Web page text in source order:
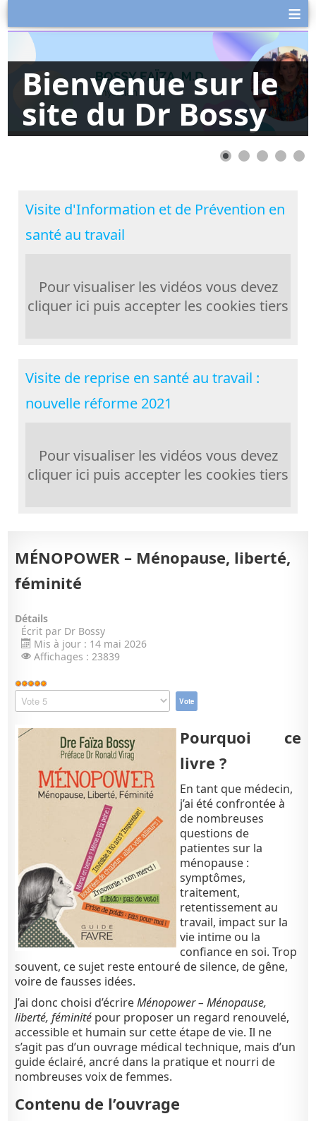
≡
Bienvenue sur le
site du Dr Bossy
Visite d'Information et de Prévention en
santé au travail
Pour visualiser les vidéos vous devez
cliquer ici puis accepter les cookies tiers
Visite de reprise en santé au travail :
nouvelle réforme 2021
Pour visualiser les vidéos vous devez
cliquer ici puis accepter les cookies tiers
MÉNOPOWER – Ménopause, liberté,
féminité
Détails
Écrit par Dr Bossy
Mis à jour : 14 mai 2026
Affichages : 23839
Vote
utilisateur:
Veuillez
voter
Pourquoi ce
livre ?
En tant que médecin,
j’ai été confrontée à
de nombreuses
questions de
patientes sur la
ménopause :
symptômes,
traitement,
retentissement au
travail, impact sur la
vie intime ou la
confiance en soi. Trop
souvent, ce sujet reste entouré de silence, de gêne,
voire de fausses idées.
J’ai donc choisi d’écrireMénopower – Ménopause,
liberté, féminité pour proposer un regard renouvelé,
accessible et humain sur cette étape de vie. Il ne
s’agit pas d’un ouvrage médical technique, mais d’un
guide éclairé, ancré dans la pratique et nourri de
nombreuses voix de femmes.
Contenu de l’ouvrage